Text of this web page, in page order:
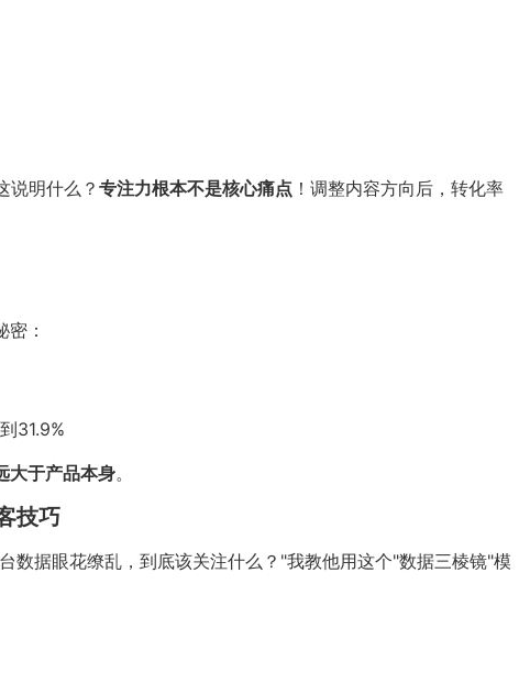
明什么？ 专注力根本不是核心痛点 ！调整内容方向后，转化率
：
31.9%
大于产品本身。
技巧
数据眼花缭乱，到底该关注什么？"我教他用这个"数据三棱镜"模